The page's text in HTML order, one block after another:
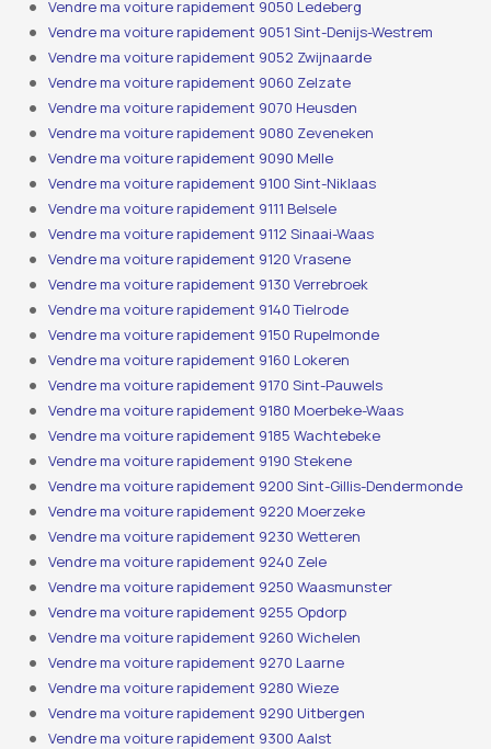
Vendre ma voiture rapidement 9050 Ledeberg
Vendre ma voiture rapidement 9051 Sint-Denijs-Westrem
Vendre ma voiture rapidement 9052 Zwijnaarde
Vendre ma voiture rapidement 9060 Zelzate
Vendre ma voiture rapidement 9070 Heusden
Vendre ma voiture rapidement 9080 Zeveneken
Vendre ma voiture rapidement 9090 Melle
Vendre ma voiture rapidement 9100 Sint-Niklaas
Vendre ma voiture rapidement 9111 Belsele
Vendre ma voiture rapidement 9112 Sinaai-Waas
Vendre ma voiture rapidement 9120 Vrasene
Vendre ma voiture rapidement 9130 Verrebroek
Vendre ma voiture rapidement 9140 Tielrode
Vendre ma voiture rapidement 9150 Rupelmonde
Vendre ma voiture rapidement 9160 Lokeren
Vendre ma voiture rapidement 9170 Sint-Pauwels
Vendre ma voiture rapidement 9180 Moerbeke-Waas
Vendre ma voiture rapidement 9185 Wachtebeke
Vendre ma voiture rapidement 9190 Stekene
Vendre ma voiture rapidement 9200 Sint-Gillis-Dendermonde
Vendre ma voiture rapidement 9220 Moerzeke
Vendre ma voiture rapidement 9230 Wetteren
Vendre ma voiture rapidement 9240 Zele
Vendre ma voiture rapidement 9250 Waasmunster
Vendre ma voiture rapidement 9255 Opdorp
Vendre ma voiture rapidement 9260 Wichelen
Vendre ma voiture rapidement 9270 Laarne
Vendre ma voiture rapidement 9280 Wieze
Vendre ma voiture rapidement 9290 Uitbergen
Vendre ma voiture rapidement 9300 Aalst